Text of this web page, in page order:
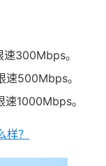
300Mbps。
500Mbps。
1000Mbps。
样？